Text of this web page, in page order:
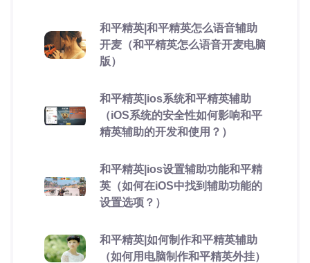
和平精英|和平精英怎么语音辅助
开麦（和平精英怎么语音开麦电脑
版）
和平精英|ios系统和平精英辅助
（iOS系统的安全性如何影响和平
精英辅助的开发和使用？）
和平精英|ios设置辅助功能和平精
英（如何在iOS中找到辅助功能的
设置选项？）
和平精英|如何制作和平精英辅助
（如何用电脑制作和平精英外挂）